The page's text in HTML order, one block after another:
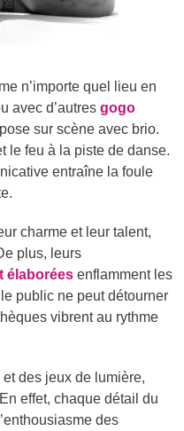
n’importe quel lieu en
avec d’autresgogo
sur scène avec brio.
le feu à la piste de danse.
entraîne la foule
charme et leur talent,
plus, leurs
élaborées enflamment les
public ne peut détourner
vibrent au rythme
des jeux de lumière,
effet, chaque détail du
des